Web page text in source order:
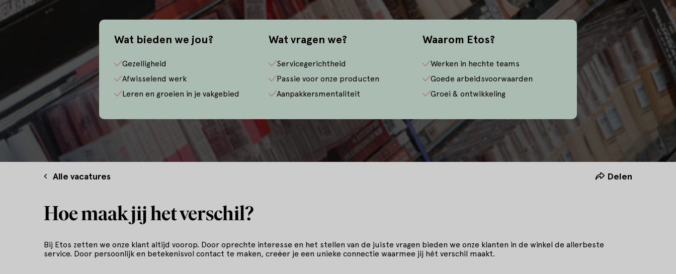
Wat bieden we jou?
Gezelligheid
Afwisselend werk
Leren en groeien in je vakgebied
Wat vragen we?
Servicegerichtheid
Passie voor onze producten
Aanpakkersmentaliteit
Waarom Etos?
Werken in hechte teams
Goede arbeidsvoorwaarden
Groei & ontwikkeling
Alle vacatures Delen
Hoe maak jij het verschil?
Bij Etos zetten we onze klant altijd voorop. Door oprechte interesse en het stellen van de juiste vragen bieden we onze klanten in de winkel de allerbeste
service. Door persoonlijk en betekenisvol contact te maken, creëer je een unieke connectie waarmee jij hét verschil maakt.